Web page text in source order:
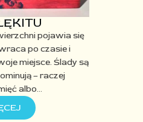
pojawia się
po czasie i
miejsce. Ślady są
– raczej
albo…